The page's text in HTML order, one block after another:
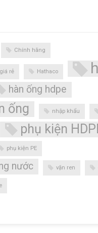
Chính hãng
rẻ Hathaco
hàn ống hdpe
ống nhập khẩu
phụ kiện
phụ kiện PE
nước vặn ren